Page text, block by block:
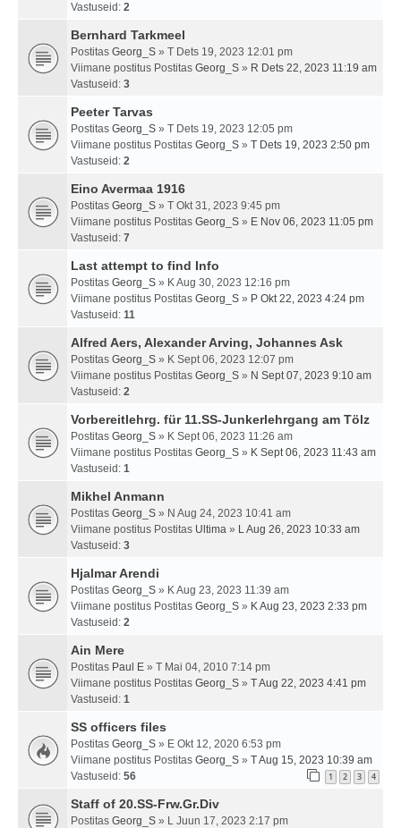
Vastuseid: 2
Bernhard Tarkmeel
Postitas Georg_S » T Dets 19, 2023 12:01 pm
Viimane postitus Postitas Georg_S » R Dets 22, 2023 11:19 am
Vastuseid: 3
Peeter Tarvas
Postitas Georg_S » T Dets 19, 2023 12:05 pm
Viimane postitus Postitas Georg_S » T Dets 19, 2023 2:50 pm
Vastuseid: 2
Eino Avermaa 1916
Postitas Georg_S » T Okt 31, 2023 9:45 pm
Viimane postitus Postitas Georg_S » E Nov 06, 2023 11:05 pm
Vastuseid: 7
Last attempt to find Info
Postitas Georg_S » K Aug 30, 2023 12:16 pm
Viimane postitus Postitas Georg_S » P Okt 22, 2023 4:24 pm
Vastuseid: 11
Alfred Aers, Alexander Arving, Johannes Ask
Postitas Georg_S » K Sept 06, 2023 12:07 pm
Viimane postitus Postitas Georg_S » N Sept 07, 2023 9:10 am
Vastuseid: 2
Vorbereitlehrg. für 11.SS-Junkerlehrgang am Tölz
Postitas Georg_S » K Sept 06, 2023 11:26 am
Viimane postitus Postitas Georg_S » K Sept 06, 2023 11:43 am
Vastuseid: 1
Mikhel Anmann
Postitas Georg_S » N Aug 24, 2023 10:41 am
Viimane postitus Postitas Ultima » L Aug 26, 2023 10:33 am
Vastuseid: 3
Hjalmar Arendi
Postitas Georg_S » K Aug 23, 2023 11:39 am
Viimane postitus Postitas Georg_S » K Aug 23, 2023 2:33 pm
Vastuseid: 2
Ain Mere
Postitas Paul E » T Mai 04, 2010 7:14 pm
Viimane postitus Postitas Georg_S » T Aug 22, 2023 4:41 pm
Vastuseid: 1
SS officers files
Postitas Georg_S » E Okt 12, 2020 6:53 pm
Viimane postitus Postitas Georg_S » T Aug 15, 2023 10:39 am
Vastuseid: 56 1 2 3 4
Staff of 20.SS-Frw.Gr.Div
Postitas Georg_S » L Juun 17, 2023 2:17 pm